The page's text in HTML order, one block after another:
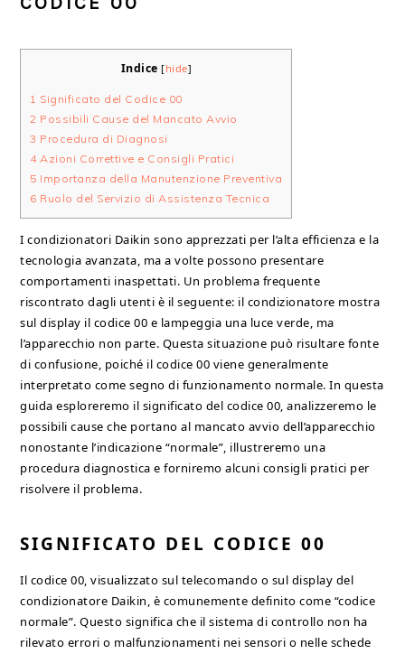
Indice [hide]
1 Significato del Codice 00
2 Possibili Cause del Mancato Avvio
3 Procedura di Diagnosi
4Azioni Correttive e Consigli Pratici
5 Importanza della Manutenzione Preventiva
6 Ruolo del Servizio di Assistenza Tecnica
I condizionatori Daikin sono apprezzati per l’alta efficienza e la
tecnologia avanzata, ma a volte possono presentare
comportamenti inaspettati. Un problema frequente
riscontrato dagli utenti è il seguente: il condizionatore mostra
sul display il codice 00 e lampeggia una luce verde, ma
l’apparecchio non parte. Questa situazione può risultare fonte
di confusione, poiché il codice 00 viene generalmente
interpretato come segno di funzionamento normale. In questa
guida esploreremo il significato del codice 00, analizzeremo le
possibili cause che portano al mancato avvio dell’apparecchio
nonostante l’indicazione “normale”, illustreremo una
procedura diagnostica e forniremo alcuni consigli pratici per
risolvere il problema.
SIGNIFICATO DEL CODICE 00
Il codice 00, visualizzato sul telecomando o sul display del
condizionatore Daikin, è comunemente definito come “codice
normale”. Questo significa che il sistema di controllo non ha
rilevato errori o malfunzionamenti nei sensori o nelle schede